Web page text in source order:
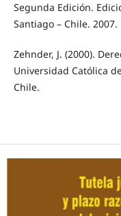
Segunda Edición.
Santiago – Chile. 2007.
Zehnder, J. (2000).
Universidad Católica
Chile.